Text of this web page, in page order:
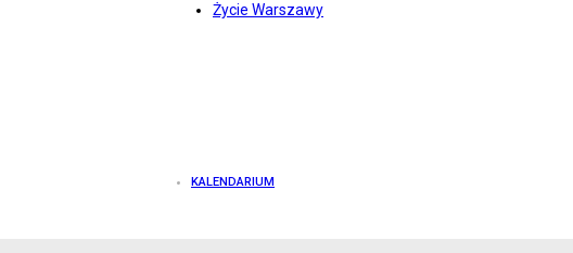
Życie Warszawy
KALENDARIUM